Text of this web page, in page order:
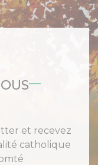
et recevez
catholique